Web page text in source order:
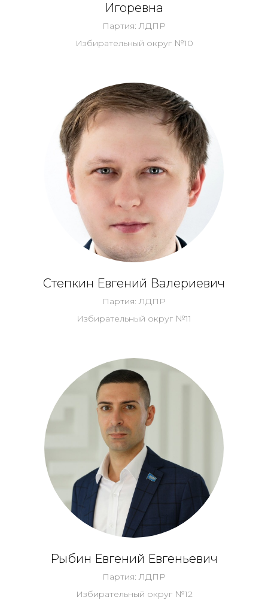
Игоревна
Партия: ЛДПР
Избирательный округ №10
Степкин Евгений Валериевич
Партия: ЛДПР
Избирательный округ №11
Рыбин Евгений Евгеньевич
Партия: ЛДПР
Избирательный округ №12